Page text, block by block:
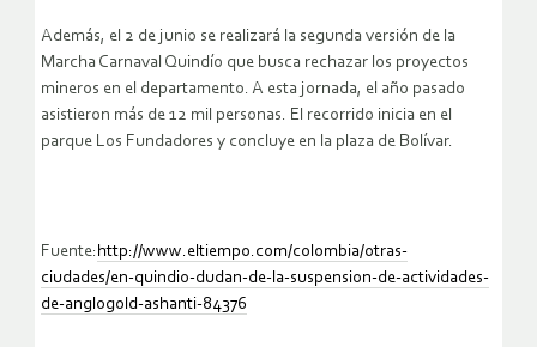
Además, el 2 de junio se realizará la segunda versión de la
Marcha Carnaval Quindío que busca rechazar los proyectos
mineros en el departamento. A esta jornada, el año pasado
asistieron más de 12 mil personas. El recorrido inicia en el
parque Los Fundadores y concluye en la plaza de Bolívar.
Fuente: http://www.eltiempo.com/colombia/otras-
ciudades/en-quindio-dudan-de-la-suspension-de-actividades-
de-anglogold-ashanti-84376